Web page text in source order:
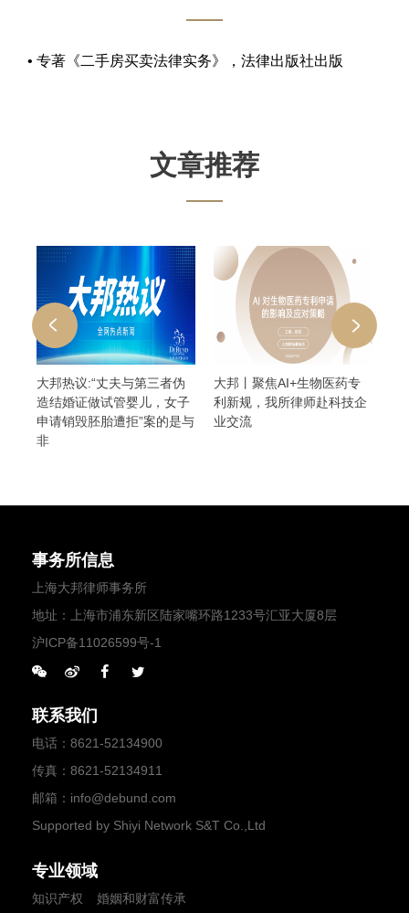
• 专著《二手房买卖法律实务》，法律出版社出版
文章推荐
大邦热议:“丈夫与第三者伪
造结婚证做试管婴儿，女子
申请销毁胚胎遭拒”案的是与
非
大邦丨聚焦AI+生物医药专
利新规，我所律师赴科技企
业交流
事务所信息
上海大邦律师事务所
地址：上海市浦东新区陆家嘴环路1233号汇亚大厦8层
沪ICP备11026599号-1
联系我们
电话 ： 8621-52134900
传真 ：8621-52134911
邮箱 ： info@debund.com
Supported by Shiyi Network S&T Co.,Ltd
专业领域
知识产权 婚姻和财富传承